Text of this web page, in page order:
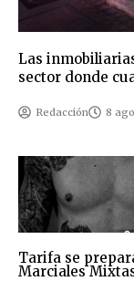
Las
sector donde
Redacción 8
Tarifa se
Marciales